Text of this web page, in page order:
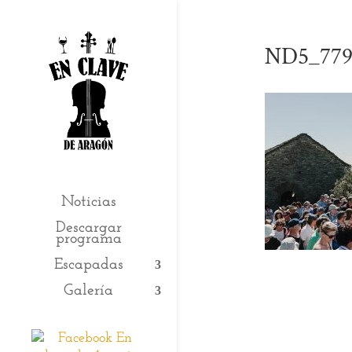
Noticias
Descargar
programa
Escapadas
Galería